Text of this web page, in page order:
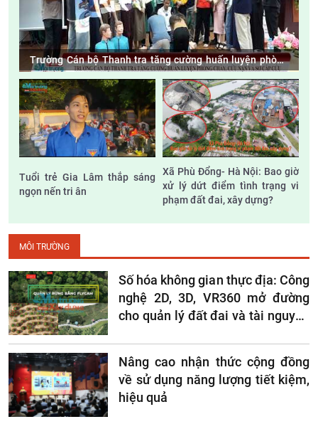
Trường Cán bộ Thanh tra tăng cường huấn luyện phòng
cháy, cứu nạn và sơ cấp cứu
Tuổi trẻ Gia Lâm thắp sáng
ngọn nến tri ân
Xã Phù Đổng- Hà Nội: Bao giờ
xử lý dứt điểm tình trạng vi
phạm đất đai, xây dựng?
MÔI TRƯỜNG
Số hóa không gian thực địa: Công
nghệ 2D, 3D, VR360 mở đường
cho quản lý đất đai và tài nguyên
Nâng cao nhận thức cộng đồng
về sử dụng năng lượng tiết kiệm,
hiệu quả